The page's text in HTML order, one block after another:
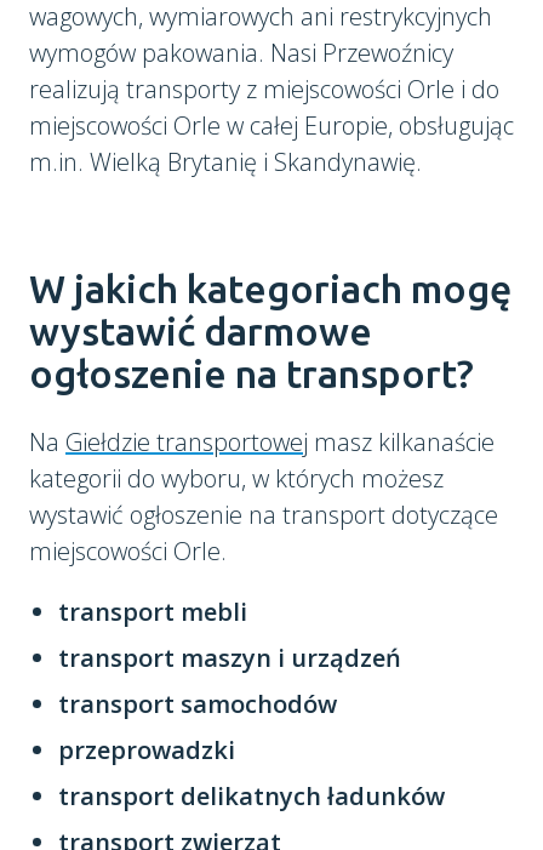
wagowych, wymiarowych ani restrykcyjnych
wymogów pakowania. Nasi Przewoźnicy
realizują transporty z miejscowości Orle i do
miejscowości Orle w całej Europie, obsługując
m.in. Wielką Brytanię i Skandynawię.
W jakich kategoriach mogę
wystawić darmowe
ogłoszenie na transport?
Na Giełdzie transportowej masz kilkanaście
kategorii do wyboru, w których możesz
wystawić ogłoszenie na transport dotyczące
miejscowości Orle.
transport mebli
transport maszyn i urządzeń
transport samochodów
przeprowadzki
transport delikatnych ładunków
transport zwierząt